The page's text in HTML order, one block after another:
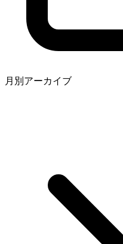
月別アーカイブ